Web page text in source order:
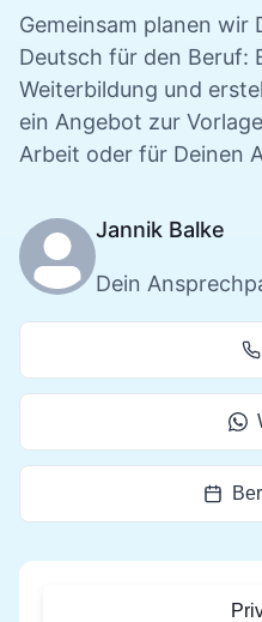
Gemeinsam planen wir
Deutsch für den Beruf:
Weiterbildung und
ein Angebot zur
Arbeit oder für Deinen
Jannik Balke
Dein